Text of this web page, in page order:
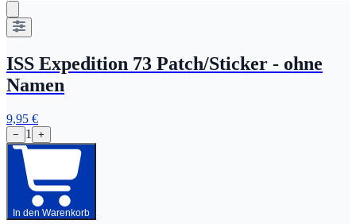
ISS Expedition 73 Patch/Sticker - ohne
Namen
9,95 €
− 1 +
In den Warenkorb